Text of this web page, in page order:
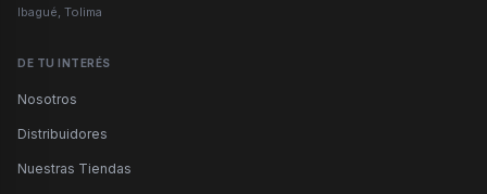
Ibagué, Tolima
DE TU INTERÉS
Nosotros
Distribuidores
Nuestras Tiendas